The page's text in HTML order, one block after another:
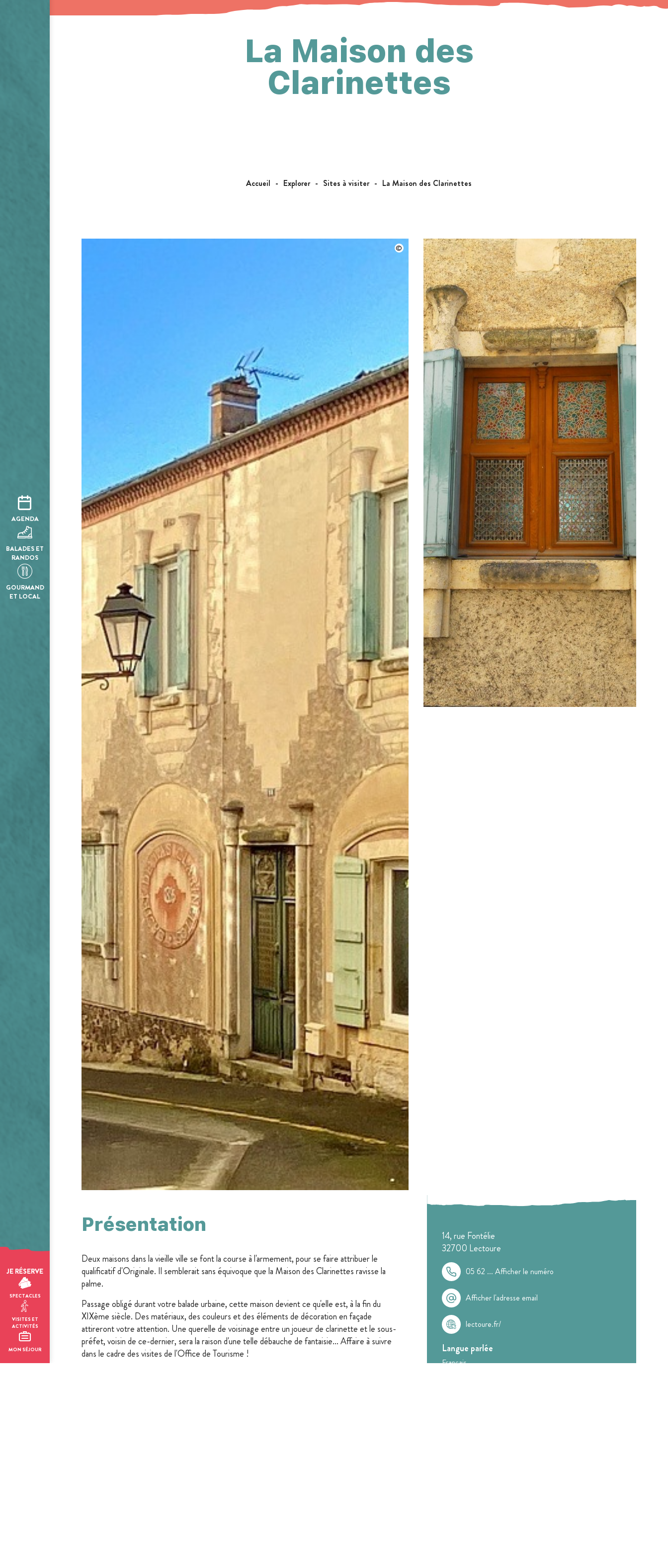
AGENDA
BALADES ET
RANDOS
GOURMAND
ET LOCAL
JE RÉSERVE
SPECTACLES
VISITES ET
ACTIVITÉS
MON SÉJOUR
Accueil Explorer Sites à visiter La Maison des Clarinettes
La Maison des
Clarinettes
Présentation
Deux maisons dans la vieille ville se font la course à l'armement, pour se faire attribuer le
qualificatif d'Originale. Il semblerait sans équivoque que la Maison des Clarinettes ravisse la
palme.
Passage obligé durant votre balade urbaine, cette maison devient ce qu'elle est, à la fin du
XIXème siècle. Des matériaux, des couleurs et des éléments de décoration en façade
attireront votre attention. Une querelle de voisinage entre un joueur de clarinette et le sous-
préfet, voisin de ce-dernier, sera la raison d'une telle débauche de fantaisie... Affaire à suivre
dans le cadre des visites de l'Office de Tourisme !
14, rue Fontélie
32700 Lectoure
05 62 ...Afficher le numéro
Afficher l'adresse email
lectoure.fr/
Langue parlée
Français